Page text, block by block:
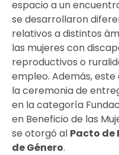
espacio a un
se desarrollaron
relativos a distintos
las mujeres con
reproductivos o
empleo. Además,
la ceremonia de
en la categoría
en Beneficio de las
se otorgó al Pacto de
de Género.